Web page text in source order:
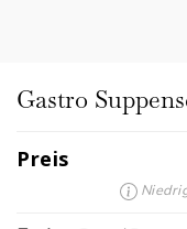
Gastro
Preis